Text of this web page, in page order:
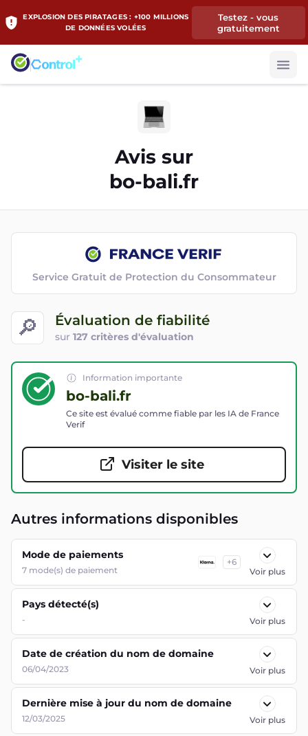
EXPLOSION DES PIRATAGES : +100 MILLIONS
DE DONNÉES VOLÉES
Testez - vous
gratuitement
Avis sur
bo-bali.fr
🔎 Évaluation de fiabilité
sur 127 critères d'évaluation
Service Gratuit de Protection du Consommateur
Information importante
bo-bali.fr
Ce site est évalué comme fiable par les IA de France
Verif
Visiter le site
Autres informations disponibles
Mode de paiements
7 mode(s) de paiement
+6
Voir plus
Pays détecté(s)
- Voir plus
Date de création du nom de domaine
06/04/2023 Voir plus
Dernière mise à jour du nom de domaine
12/03/2025 Voir plus